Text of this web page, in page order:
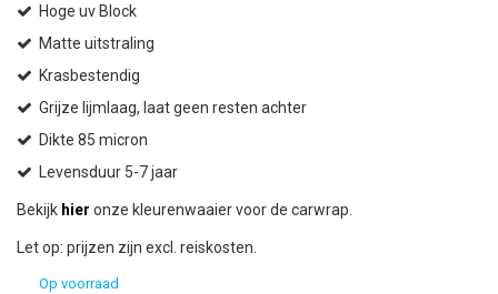
Hoge uv Block
Matte uitstraling
Krasbestendig
Grijze lijmlaag, laat geen resten achter
Dikte 85 micron
Levensduur 5-7 jaar
Bekijk hier onze kleurenwaaier voor de carwrap.
Let op: prijzen zijn excl. reiskosten.
Op voorraad